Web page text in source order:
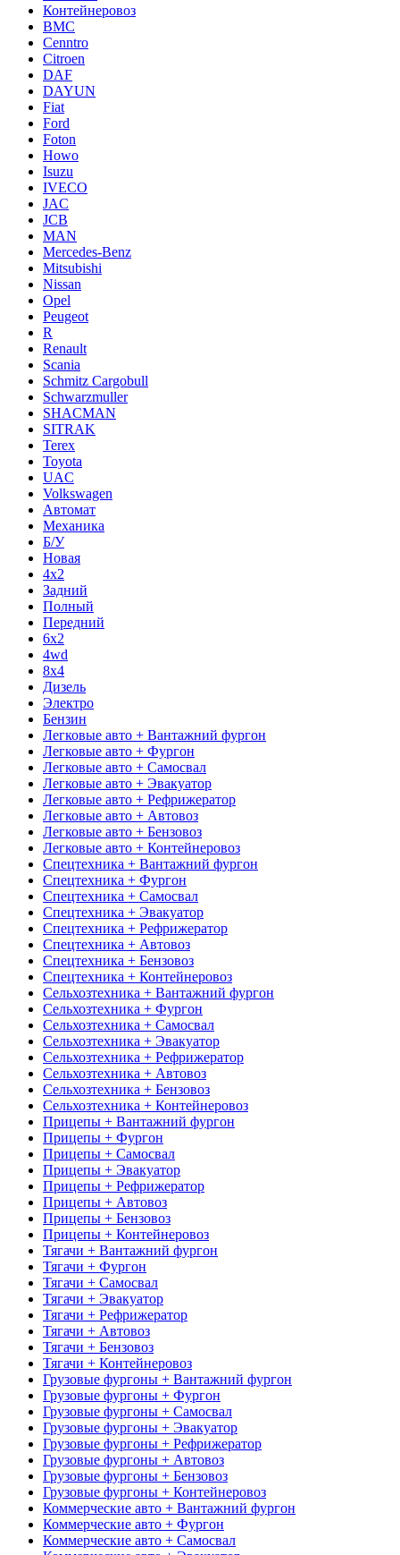
Контейнеровоз
BMC
Cenntro
Citroen
DAF
DAYUN
Fiat
Ford
Foton
Howo
Isuzu
IVECO
JAC
JCB
MAN
Mercedes-Benz
Mitsubishi
Nissan
Opel
Peugeot
R
Renault
Scania
Schmitz Cargobull
Schwarzmuller
SHACMAN
SITRAK
Terex
Toyota
UAC
Volkswagen
Автомат
Механика
Б/У
Новая
4x2
Задний
Полный
Передний
6x2
4wd
8x4
Дизель
Электро
Бензин
Легковые авто + Вантажний фургон
Легковые авто + Фургон
Легковые авто + Самосвал
Легковые авто + Эвакуатор
Легковые авто + Рефрижератор
Легковые авто + Автовоз
Легковые авто + Бензовоз
Легковые авто + Контейнеровоз
Спецтехника + Вантажний фургон
Спецтехника + Фургон
Спецтехника + Самосвал
Спецтехника + Эвакуатор
Спецтехника + Рефрижератор
Спецтехника + Автовоз
Спецтехника + Бензовоз
Спецтехника + Контейнеровоз
Сельхозтехника + Вантажний фургон
Сельхозтехника + Фургон
Сельхозтехника + Самосвал
Сельхозтехника + Эвакуатор
Сельхозтехника + Рефрижератор
Сельхозтехника + Автовоз
Сельхозтехника + Бензовоз
Сельхозтехника + Контейнеровоз
Прицепы + Вантажний фургон
Прицепы + Фургон
Прицепы + Самосвал
Прицепы + Эвакуатор
Прицепы + Рефрижератор
Прицепы + Автовоз
Прицепы + Бензовоз
Прицепы + Контейнеровоз
Тягачи + Вантажний фургон
Тягачи + Фургон
Тягачи + Самосвал
Тягачи + Эвакуатор
Тягачи + Рефрижератор
Тягачи + Автовоз
Тягачи + Бензовоз
Тягачи + Контейнеровоз
Грузовые фургоны + Вантажний фургон
Грузовые фургоны + Фургон
Грузовые фургоны + Самосвал
Грузовые фургоны + Эвакуатор
Грузовые фургоны + Рефрижератор
Грузовые фургоны + Автовоз
Грузовые фургоны + Бензовоз
Грузовые фургоны + Контейнеровоз
Коммерческие авто + Вантажний фургон
Коммерческие авто + Фургон
Коммерческие авто + Самосвал